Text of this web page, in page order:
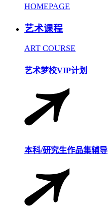
HOMEPAGE
艺术课程
ART COURSE
艺术梦校VIP计划
本科/研究生作品集辅导